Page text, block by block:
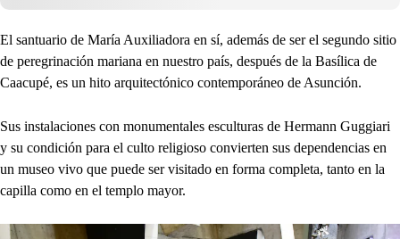
El santuario de María Auxiliadora en sí, además de ser el segundo sitio
de peregrinación mariana en nuestro país, después de la Basílica de
Caacupé, es un hito arquitectónico contemporáneo de Asunción.
Sus instalaciones con monumentales esculturas de Hermann Guggiari
y su condición para el culto religioso convierten sus dependencias en
un museo vivo que puede ser visitado en forma completa, tanto en la
capilla como en el templo mayor.